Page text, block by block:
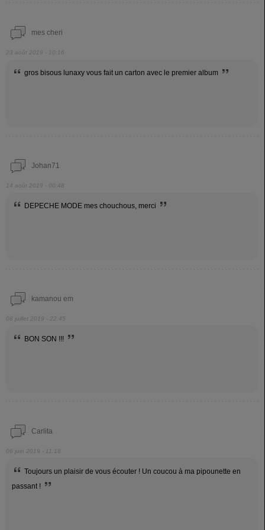
mes cheri
23 août 2019 - 10:16
gros bisous lunaxy vous fait un carton avec le premier album
Johan71
14 août 2019 - 00:48
DEPECHE MODE mes chouchous, merci
kamanou em
08 juillet 2019 - 22:45
BON SON !!!
Carlita
06 juin 2019 - 11:18
Toujours un plaisir de vous écouter ! Un coucou à ma pipounette en
passant !